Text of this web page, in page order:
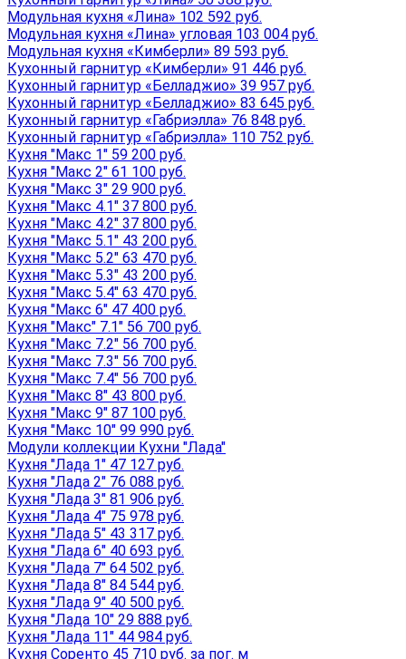
Модульная кухня «Лина» 102 592 руб.
Модульная кухня «Лина» угловая 103 004 руб.
Модульная кухня «Кимберли» 89 593 руб.
Кухонный гарнитур «Кимберли» 91 446 руб.
Кухонный гарнитур «Белладжио» 39 957 руб.
Кухонный гарнитур «Белладжио» 83 645 руб.
Кухонный гарнитур «Габриэлла» 76 848 руб.
Кухонный гарнитур «Габриэлла» 110 752 руб.
Кухня "Макс 1" 59 200 руб.
Кухня "Макс 2" 61 100 руб.
Кухня "Макс 3" 29 900 руб.
Кухня "Макс 4.1" 37 800 руб.
Кухня "Макс 4.2" 37 800 руб.
Кухня "Макс 5.1" 43 200 руб.
Кухня "Макс 5.2" 63 470 руб.
Кухня "Макс 5.3" 43 200 руб.
Кухня "Макс 5.4" 63 470 руб.
Кухня "Макс 6" 47 400 руб.
Кухня "Макс" 7.1" 56 700 руб.
Кухня "Макс 7.2" 56 700 руб.
Кухня "Макс 7.3" 56 700 руб.
Кухня "Макс 7.4" 56 700 руб.
Кухня "Макс 8" 43 800 руб.
Кухня "Макс 9" 87 100 руб.
Кухня "Макс 10" 99 990 руб.
Модули коллекции Кухни "Лада"
Кухня "Лада 1" 47 127 руб.
Кухня "Лада 2" 76 088 руб.
Кухня "Лада 3" 81 906 руб.
Кухня "Лада 4" 75 978 руб.
Кухня "Лада 5" 43 317 руб.
Кухня "Лада 6" 40 693 руб.
Кухня "Лада 7" 64 502 руб.
Кухня "Лада 8" 84 544 руб.
Кухня "Лада 9" 40 500 руб.
Кухня "Лада 10" 29 888 руб.
Кухня "Лада 11" 44 984 руб.
Кухня Соренто 45 710 руб. за пог. м